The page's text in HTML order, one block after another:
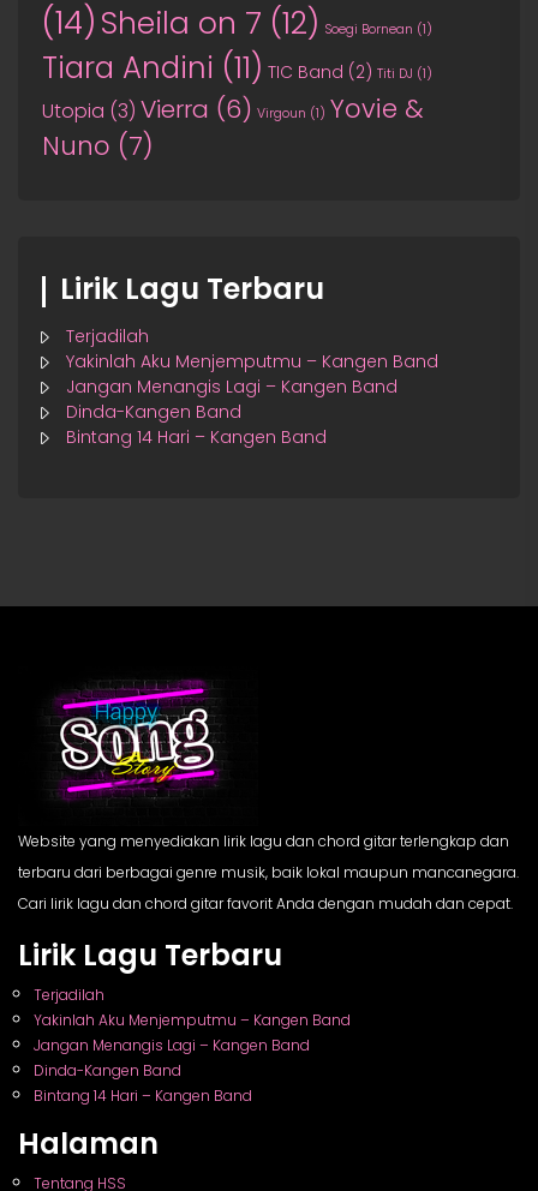
(14) Sheila on 7 (12) Soegi Bornean (1)
Tiara Andini (11) TIC Band (2) Titi DJ (1)
Utopia (3) Vierra (6) Virgoun (1) Yovie &
Nuno (7)
Lirik Lagu Terbaru
Terjadilah
Yakinlah Aku Menjemputmu – Kangen Band
Jangan Menangis Lagi – Kangen Band
Dinda-Kangen Band
Bintang 14 Hari – Kangen Band
Website yang menyediakan lirik lagu dan chord gitar terlengkap dan
terbaru dari berbagai genre musik, baik lokal maupun mancanegara.
Cari lirik lagu dan chord gitar favorit Anda dengan mudah dan cepat.
Lirik Lagu Terbaru
Terjadilah
Yakinlah Aku Menjemputmu – Kangen Band
Jangan Menangis Lagi – Kangen Band
Dinda-Kangen Band
Bintang 14 Hari – Kangen Band
Halaman
Tentang HSS